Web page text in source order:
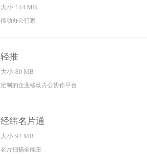
大小:144 MB
移动办公行家
轻推
大小:80 MB
定制的企业移动办公协作平台
经纬名片通
大小:94 MB
名片扫描全能王